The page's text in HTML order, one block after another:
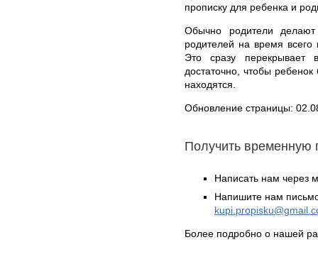
прописку для ребенка и
Обычно родители
родителей на время
Это сразу перекрывает
достаточно, чтобы
находятся.
Обновление страницы:
Получить временную
Написать нам через
Напишите нам
Более подробно о нашей